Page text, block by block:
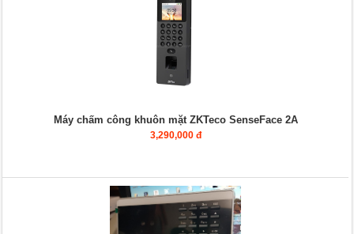
Máy chấm công khuôn mặt ZKTeco SenseFace 2A
3,290,000 đ